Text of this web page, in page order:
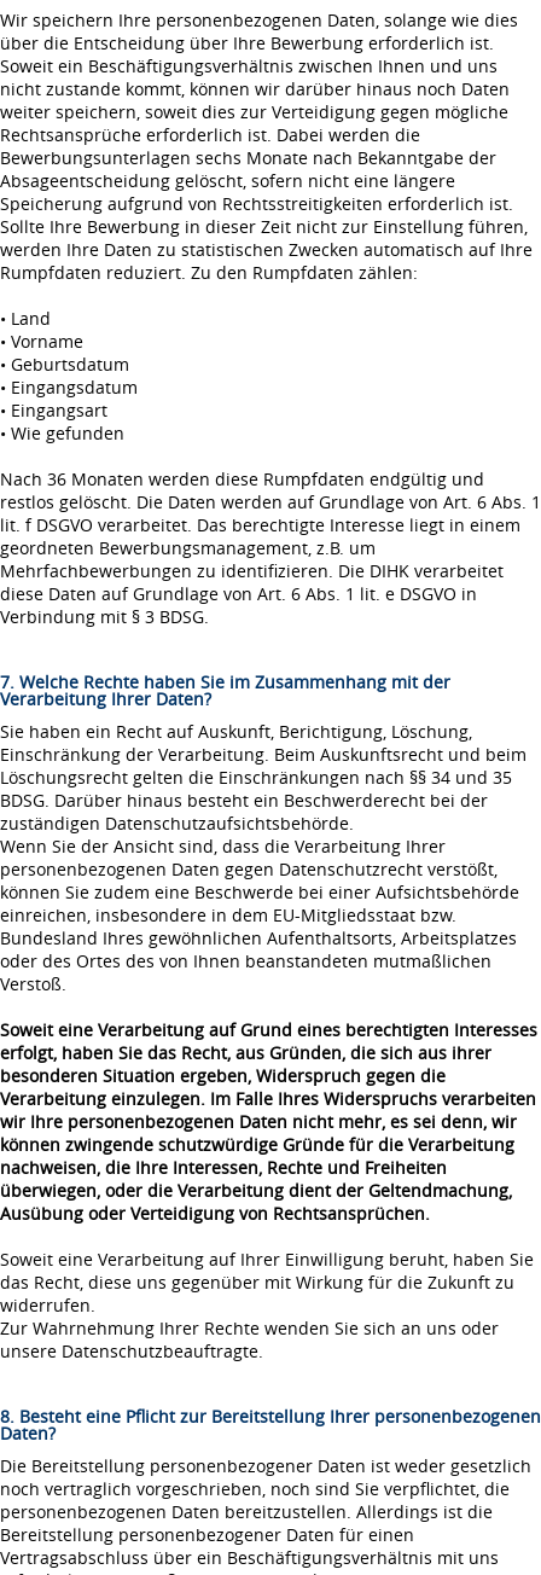
Wir speichern Ihre personenbezogenen Daten, solange wie dies
über die Entscheidung über Ihre Bewerbung erforderlich ist.
Soweit ein Beschäftigungsverhältnis zwischen Ihnen und uns
nicht zustande kommt, können wir darüber hinaus noch Daten
weiter speichern, soweit dies zur Verteidigung gegen mögliche
Rechtsansprüche erforderlich ist. Dabei werden die
Bewerbungsunterlagen sechs Monate nach Bekanntgabe der
Absageentscheidung gelöscht, sofern nicht eine längere
Speicherung aufgrund von Rechtsstreitigkeiten erforderlich ist.
Sollte Ihre Bewerbung in dieser Zeit nicht zur Einstellung führen,
werden Ihre Daten zu statistischen Zwecken automatisch auf Ihre
Rumpfdaten reduziert. Zu den Rumpfdaten zählen:
• Land
• Vorname
• Geburtsdatum
• Eingangsdatum
• Eingangsart
• Wie gefunden
Nach 36 Monaten werden diese Rumpfdaten endgültig und
restlos gelöscht. Die Daten werden auf Grundlage von Art. 6 Abs. 1
lit. f DSGVO verarbeitet. Das berechtigte Interesse liegt in einem
geordneten Bewerbungsmanagement, z.B. um
Mehrfachbewerbungen zu identifizieren. Die DIHK verarbeitet
diese Daten auf Grundlage von Art. 6 Abs. 1 lit. e DSGVO in
Verbindung mit § 3 BDSG.
7. Welche Rechte haben Sie im Zusammenhang mit der
Verarbeitung Ihrer Daten?
Sie haben ein Recht auf Auskunft, Berichtigung, Löschung,
Einschränkung der Verarbeitung. Beim Auskunftsrecht und beim
Löschungsrecht gelten die Einschränkungen nach §§ 34 und 35
BDSG. Darüber hinaus besteht ein Beschwerderecht bei der
zuständigen Datenschutzaufsichtsbehörde.
Wenn Sie der Ansicht sind, dass die Verarbeitung Ihrer
personenbezogenen Daten gegen Datenschutzrecht verstößt,
können Sie zudem eine Beschwerde bei einer Aufsichtsbehörde
einreichen, insbesondere in dem EU-Mitgliedsstaat bzw.
Bundesland Ihres gewöhnlichen Aufenthaltsorts, Arbeitsplatzes
oder des Ortes des von Ihnen beanstandeten mutmaßlichen
Verstoß.
Soweit eine Verarbeitung auf Grund eines berechtigten Interesses
erfolgt, haben Sie das Recht, aus Gründen, die sich aus ihrer
besonderen Situation ergeben, Widerspruch gegen die
Verarbeitung einzulegen. Im Falle Ihres Widerspruchs verarbeiten
wir Ihre personenbezogenen Daten nicht mehr, es sei denn, wir
können zwingende schutzwürdige Gründe für die Verarbeitung
nachweisen, die Ihre Interessen, Rechte und Freiheiten
überwiegen, oder die Verarbeitung dient der Geltendmachung,
Ausübung oder Verteidigung von Rechtsansprüchen.
Soweit eine Verarbeitung auf Ihrer Einwilligung beruht, haben Sie
das Recht, diese uns gegenüber mit Wirkung für die Zukunft zu
widerrufen.
Zur Wahrnehmung Ihrer Rechte wenden Sie sich an uns oder
unsere Datenschutzbeauftragte.
8. Besteht eine Pflicht zur Bereitstellung Ihrer personenbezogenen
Daten?
Die Bereitstellung personenbezogener Daten ist weder gesetzlich
noch vertraglich vorgeschrieben, noch sind Sie verpflichtet, die
personenbezogenen Daten bereitzustellen. Allerdings ist die
Bereitstellung personenbezogener Daten für einen
Vertragsabschluss über ein Beschäftigungsverhältnis mit uns